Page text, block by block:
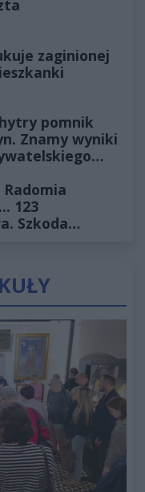
zaginionej
pomnik
Znamy wyniki
123
Szkoda